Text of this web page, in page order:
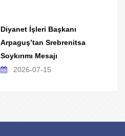
Diyanet İşleri Başkanı
Arpaguş’tan Srebrenitsa
Soykırımı Mesajı
2026-07-15